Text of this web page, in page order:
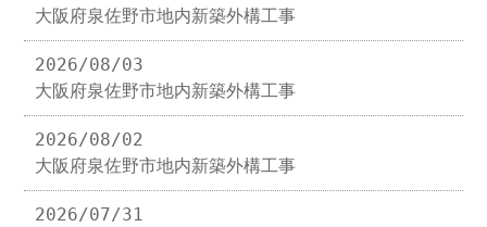
大阪府泉佐野市地内新築外構工事
2026/08/03
大阪府泉佐野市地内新築外構工事
2026/08/02
大阪府泉佐野市地内新築外構工事
2026/07/31